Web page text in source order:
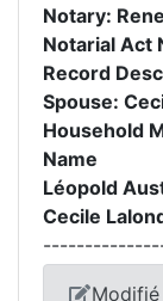
Notary:
Notarial Act
Record
Spouse:
Household
Name
Léopold
Cecile